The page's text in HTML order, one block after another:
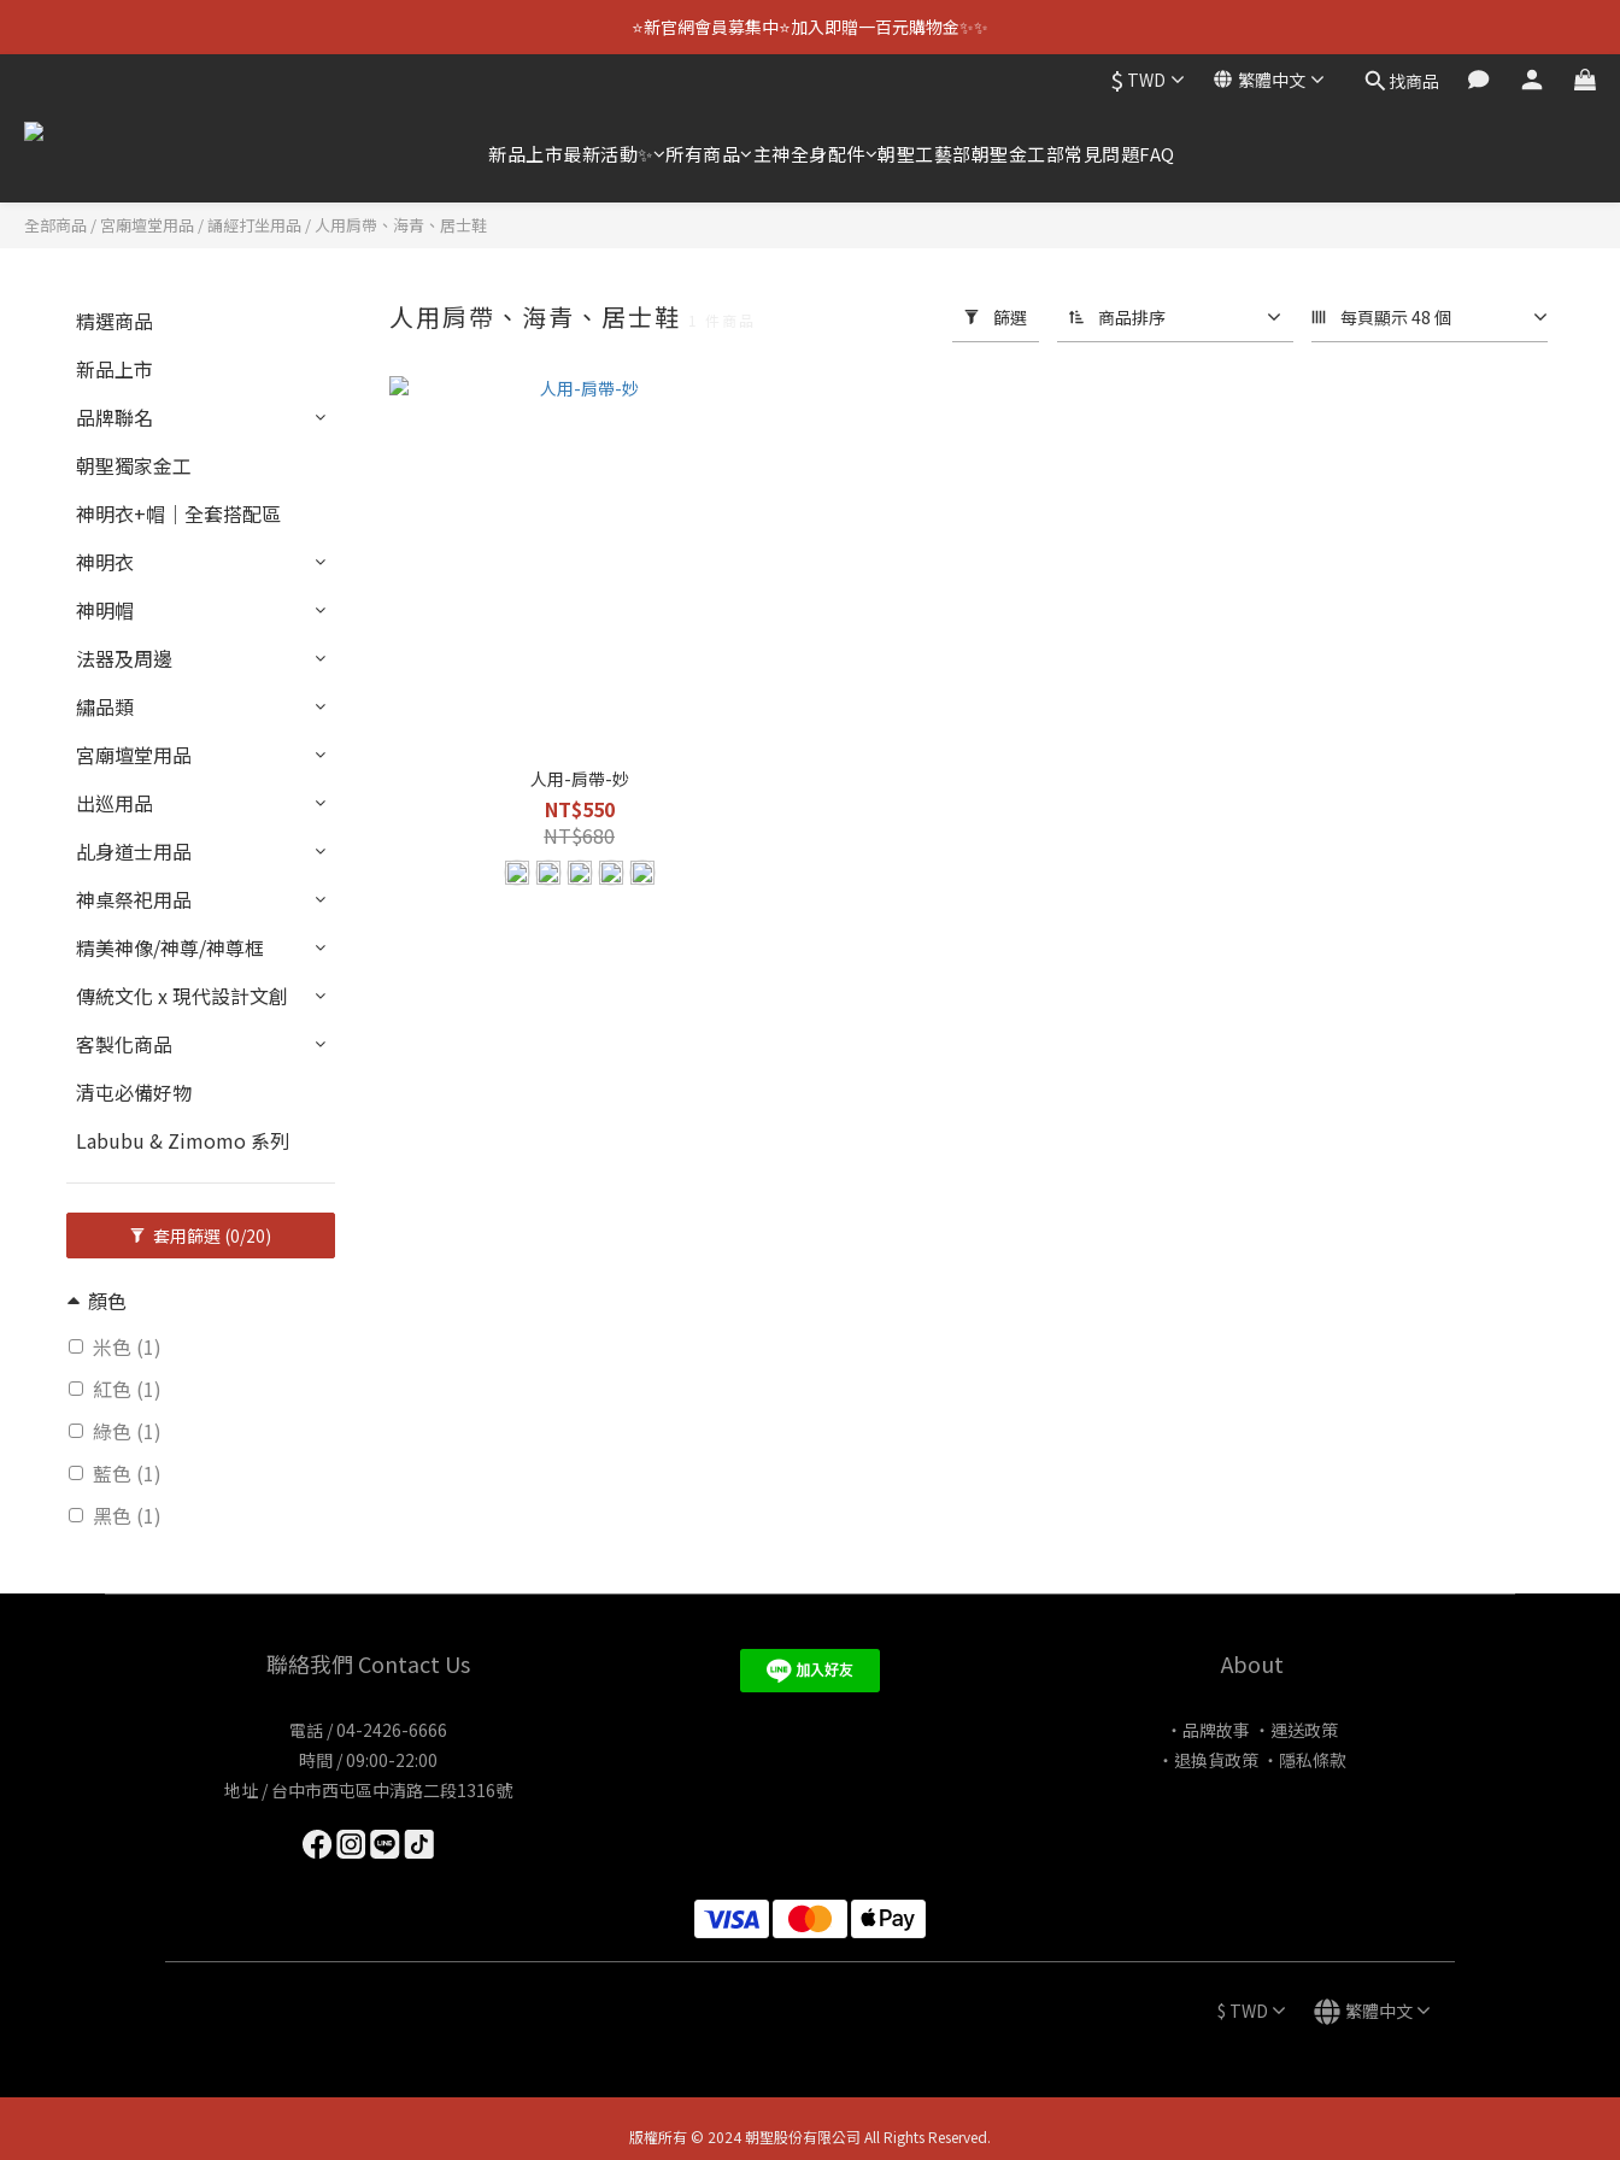
⭐新官網會員募集中⭐加入即贈一百元購物金✨✨
$ TWD 繁體中文 找商品
新品上市最新活動✨ 所有商品 主神全身配件 朝聖工藝部朝聖金工部常見問題FAQ
全部商品 / 宮廟壇堂用品 /誦經打坐用品 / 人用肩帶、海青、居士鞋
精選商品
新品上市
品牌聯名
朝聖獨家金工
神明衣+帽｜全套搭配區
神明衣
神明帽
法器及周邊
繡品類
宮廟壇堂用品
出巡用品
乩身道士用品
神桌祭祀用品
精美神像/神尊/神尊框
傳統文化 x 現代設計文創
客製化商品
清屯必備好物
Labubu & Zimomo 系列
套用篩選 (0/20)
顏色
米色 (1)
紅色 (1)
綠色 (1)
藍色 (1)
黑色 (1)
人用肩帶、海青、居士鞋 篩選 商品排序 每頁顯示 48 個
人用-肩帶-妙
NT$550
NT$680
聯絡我們 Contact Us
電話 / 04-2426-6666
時間 / 09:00-22:00
地址 / 台中市西屯區中清路二段1316號
About
・品牌故事 ・運送政策
・退換貨政策 ・隱私條款
$ TWD 繁體中文
版權所有 © 2024 朝聖股份有限公司 All Rights Reserved.